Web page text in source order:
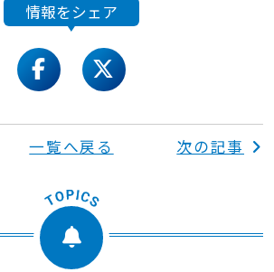
情報をシェア
facebooktwitter
一覧へ戻る 次の記事